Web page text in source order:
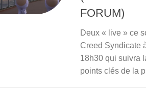
FORUM)
Deux « live » ce
Creed Syndicate
18h30 qui suivra
points clés de la